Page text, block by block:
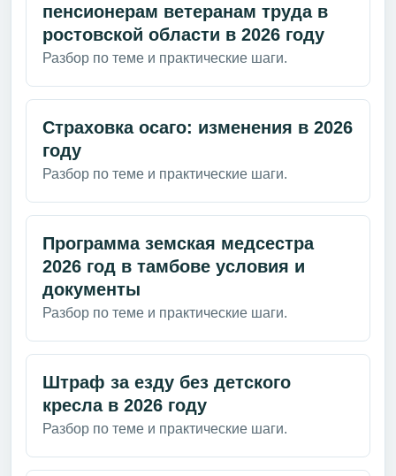
пенсионерам ветеранам труда в
ростовской области в 2026 году
Разбор по теме и практические шаги.
Страховка осаго: изменения в 2026
году
Разбор по теме и практические шаги.
Программа земская медсестра
2026 год в тамбове условия и
документы
Разбор по теме и практические шаги.
Штраф за езду без детского
кресла в 2026 году
Разбор по теме и практические шаги.